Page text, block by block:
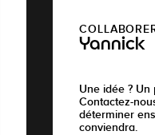
Yannick
Une idée ? Un
Contactez-
déterminer
conviendra.